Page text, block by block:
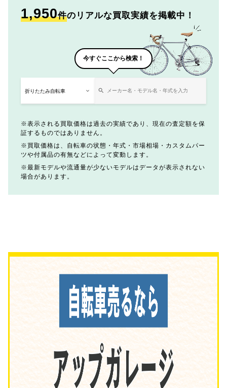
1,950件のリアルな買取実績を掲載中！
今すぐここから検索！
表示される買取価格は過去の実績であり、現在の査定額を保
証するものではありません。
買取価格は、自転車の状態・年式・市場相場・カスタムパー
ツや付属品の有無などによって変動します。
最新モデルや流通量が少ないモデルはデータが表示されない
場合があります。